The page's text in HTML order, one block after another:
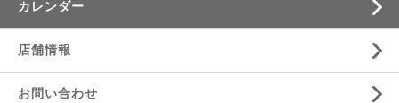
カレンダー
店舗情報
お問い合わせ